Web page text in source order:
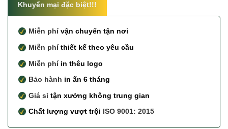
Khuyến mại đặc biệt!!!
Miễn phívận chuyển tận nơi
Miễn phíthiết kế theo yêu cầu
Miễn phíin thêu logo
Bảo hành in ấn 6 tháng
Giá sỉtận xưởng không trung gian
Chất lượng vượt trội ISO 9001: 2015